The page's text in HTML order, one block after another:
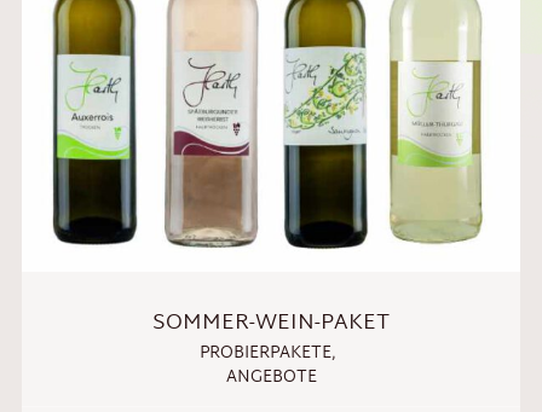
SOMMER-WEIN-PAKET
PROBIERPAKETE,
ANGEBOTE